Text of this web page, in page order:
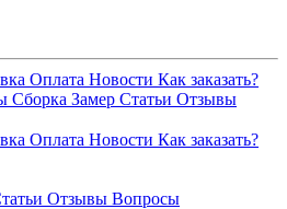
Оплата Новости Как заказать?
Сборка Замер Статьи Отзывы
Оплата Новости Как заказать?
Отзывы Вопросы